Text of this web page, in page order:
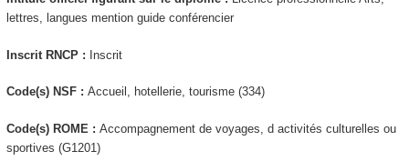
lettres, langues mention guide conférencier
Inscrit RNCP : Inscrit
Code(s) NSF : Accueil, hotellerie, tourisme (334)
Code(s) ROME : Accompagnement de voyages, d activités culturelles ou
sportives (G1201)